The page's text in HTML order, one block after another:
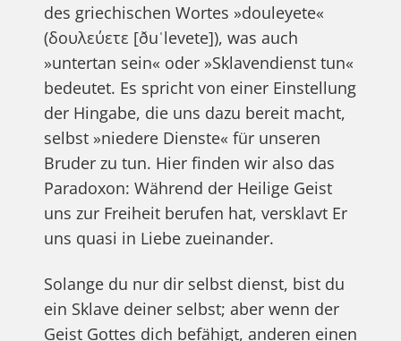
des griechischen Wortes »douleyete«
(δουλεύετε [ðuˈlevete]), was auch
»untertan sein« oder »Sklavendienst tun«
bedeutet. Es spricht von einer Einstellung
der Hingabe, die uns dazu bereit macht,
selbst »niedere Dienste« für unseren
Bruder zu tun. Hier finden wir also das
Paradoxon: Während der Heilige Geist
uns zur Freiheit berufen hat, versklavt Er
uns quasi in Liebe zueinander.
Solange du nur dir selbst dienst, bist du
ein Sklave deiner selbst; aber wenn der
Geist Gottes dich befähigt, anderen einen